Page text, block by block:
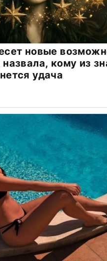
новые
кому из
удача